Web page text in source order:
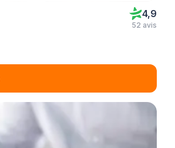
4,9
52 avis